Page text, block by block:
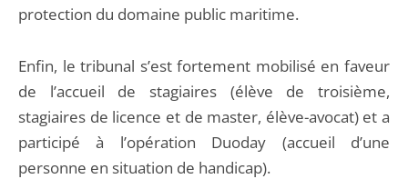
protection du domaine public maritime.
Enfin, le tribunal s’est fortement mobilisé en faveur
de l’accueil de stagiaires (élève de troisième,
stagiaires de licence et de master, élève-avocat) et a
participé à l’opération Duoday (accueil d’une
personne en situation de handicap).